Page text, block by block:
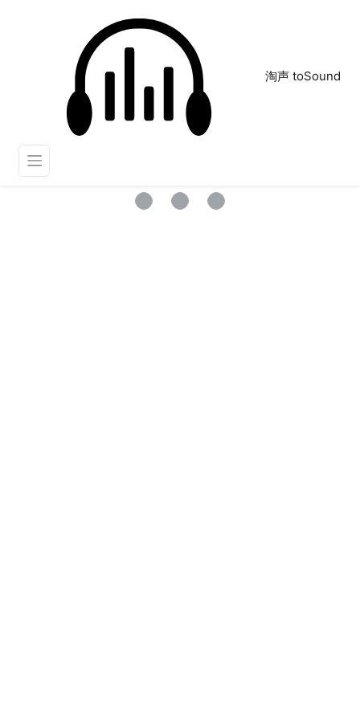
淘声 toSound
口播背景音乐
正在为您搜索声音资源